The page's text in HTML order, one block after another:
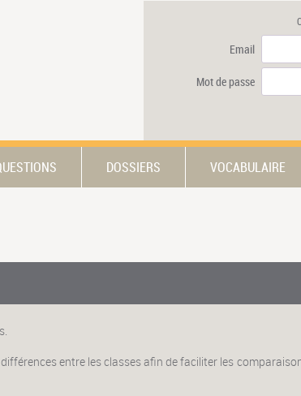
Email
Mot de passe
DOSSIERS VOCABULAIRE
entre les classes afin de faciliter les